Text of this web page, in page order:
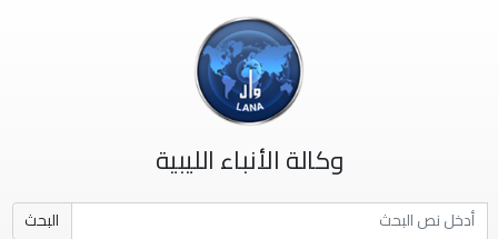
وكالة الأنباء الليبية
البحث